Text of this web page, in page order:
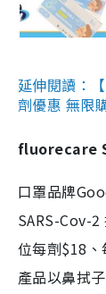
延伸閱讀：
劑優惠 無限
fluorecare
口罩品牌
SARS-Cov-
位每劑$18
產品以鼻拭